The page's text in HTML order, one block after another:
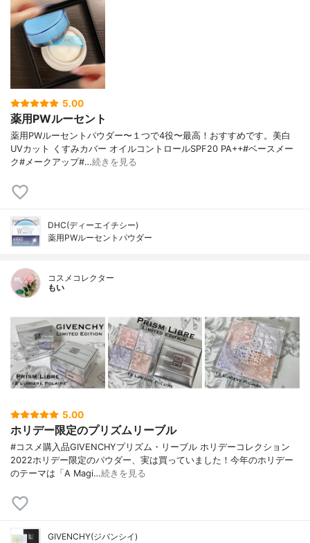
5.00
薬用PWルーセント
薬用PWルーセントパウダー〜１つで4役〜最高！おすすめです。美白
UVカット くすみカバー オイルコントロールSPF20 PA++#ベースメー
ク#メークアップ#…続きを見る
DHC(ディーエイチシー)
薬用PWルーセントパウダー
コスメコレクター
もい
5.00
ホリデー限定のプリズムリーブル
#コスメ購入品GIVENCHYプリズム・リーブル ホリデーコレクション
2022ホリデー限定のパウダー、実は買っていました！今年のホリデー
のテーマは「A Magi…続きを見る
GIVENCHY(ジバンシイ)